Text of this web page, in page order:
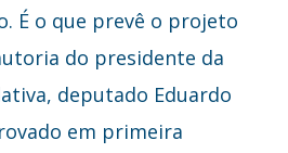
É o que prevê o projeto
do presidente da
deputado Eduardo
em primeira